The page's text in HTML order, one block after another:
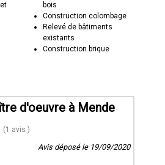
bois
Construction colombage
Relevé de bâtiments
existants
Construction brique
d'oeuvre à Mende
(1 avis )
Avis déposé le 19/09/2020